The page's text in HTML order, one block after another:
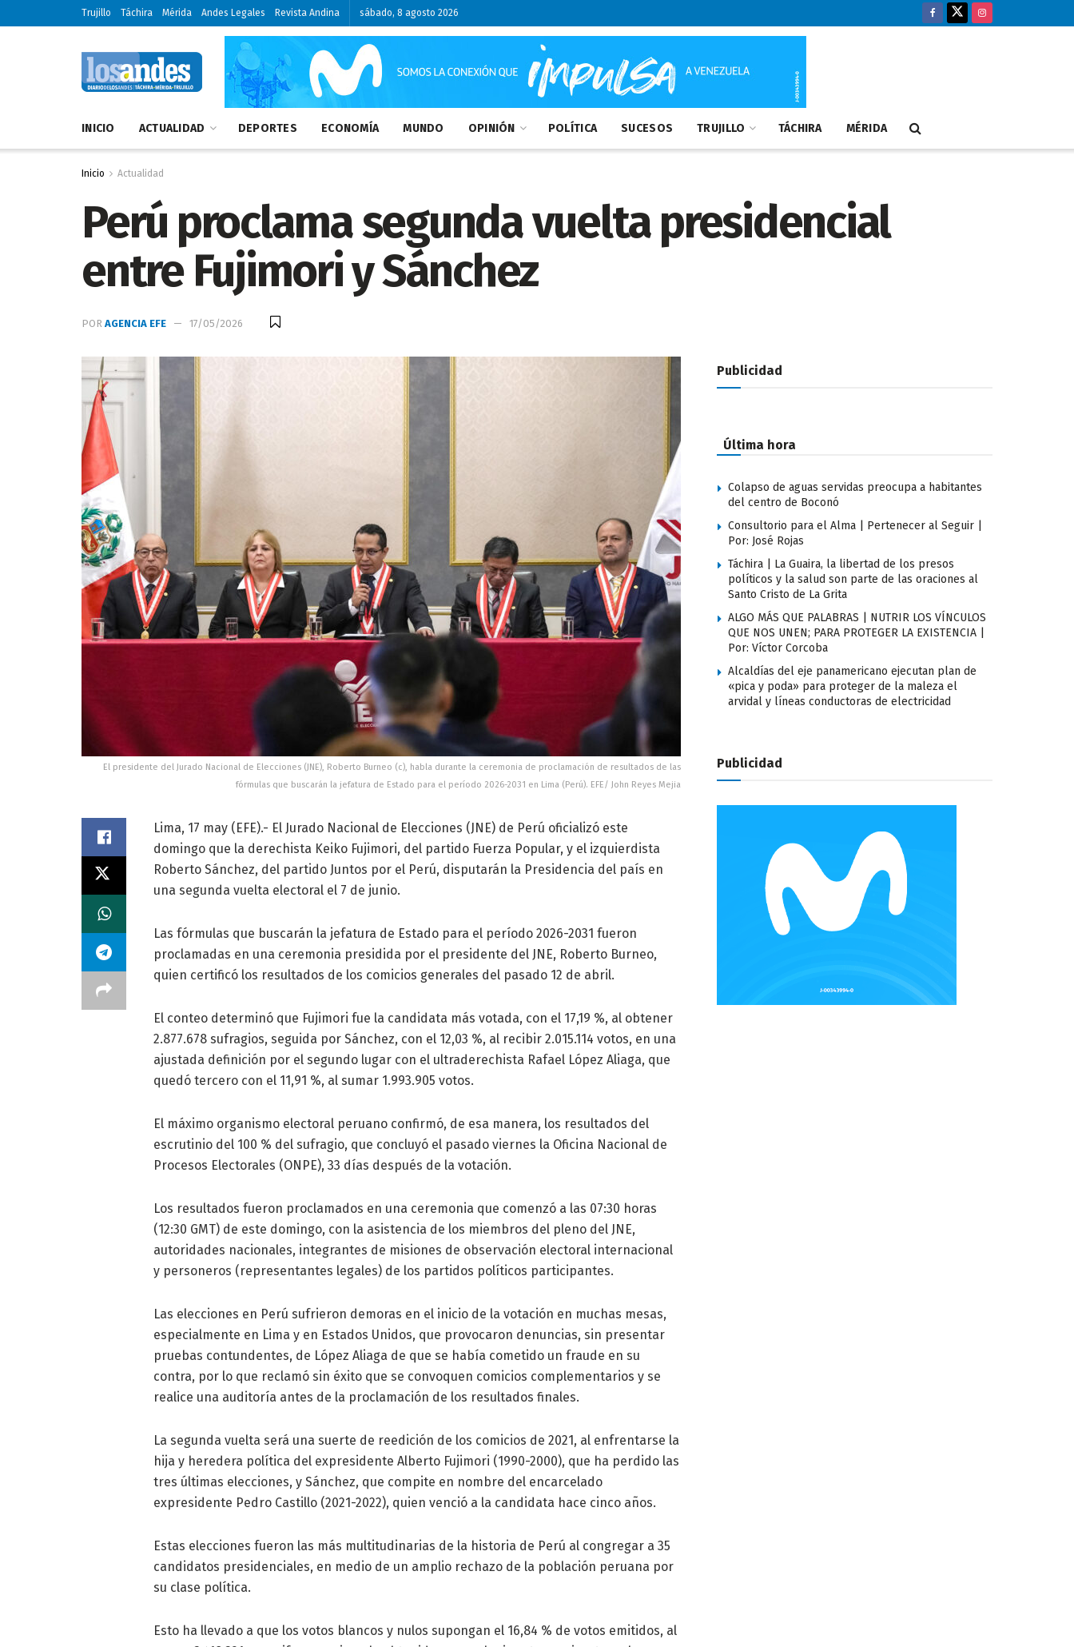
Trujillo Táchira Mérida Andes Legales Revista Andina sábado, 8 agosto 2026
INICIO ACTUALIDAD DEPORTES ECONOMÍA MUNDO OPINIÓN POLÍTICA SUCESOS TRUJILLO TÁCHIRA MÉRIDA
Inicio Actualidad
Perú proclama segunda vuelta presidencial
entre Fujimori y Sánchez
POR AGENCIA EFE 17/05/2026
El presidente del Jurado Nacional de Elecciones (JNE), Roberto Burneo (c), habla durante la ceremonia de proclamación de resultados de las
fórmulas que buscarán la jefatura de Estado para el período 2026-2031 en Lima (Perú). EFE/ John Reyes Mejia
Lima, 17 may (EFE).- El Jurado Nacional de Elecciones (JNE) de Perú oficializó este
domingo que la derechista Keiko Fujimori, del partido Fuerza Popular, y el izquierdista
Roberto Sánchez, del partido Juntos por el Perú, disputarán la Presidencia del país en
una segunda vuelta electoral el 7 de junio.
Las fórmulas que buscarán la jefatura de Estado para el período 2026-2031 fueron
proclamadas en una ceremonia presidida por el presidente del JNE, Roberto Burneo,
quien certificó los resultados de los comicios generales del pasado 12 de abril.
El conteo determinó que Fujimori fue la candidata más votada, con el 17,19 %, al obtener
2.877.678 sufragios, seguida por Sánchez, con el 12,03 %, al recibir 2.015.114 votos, en una
ajustada definición por el segundo lugar con el ultraderechista Rafael López Aliaga, que
quedó tercero con el 11,91 %, al sumar 1.993.905 votos.
El máximo organismo electoral peruano confirmó, de esa manera, los resultados del
escrutinio del 100 % del sufragio, que concluyó el pasado viernes la Oficina Nacional de
Procesos Electorales (ONPE), 33 días después de la votación.
Los resultados fueron proclamados en una ceremonia que comenzó a las 07:30 horas
(12:30 GMT) de este domingo, con la asistencia de los miembros del pleno del JNE,
autoridades nacionales, integrantes de misiones de observación electoral internacional
y personeros (representantes legales) de los partidos políticos participantes.
Las elecciones en Perú sufrieron demoras en el inicio de la votación en muchas mesas,
especialmente en Lima y en Estados Unidos, que provocaron denuncias, sin presentar
pruebas contundentes, de López Aliaga de que se había cometido un fraude en su
contra, por lo que reclamó sin éxito que se convoquen comicios complementarios y se
realice una auditoría antes de la proclamación de los resultados finales.
La segunda vuelta será una suerte de reedición de los comicios de 2021, al enfrentarse la
hija y heredera política del expresidente Alberto Fujimori (1990-2000), que ha perdido las
tres últimas elecciones, y Sánchez, que compite en nombre del encarcelado
expresidente Pedro Castillo (2021-2022), quien venció a la candidata hace cinco años.
Estas elecciones fueron las más multitudinarias de la historia de Perú al congregar a 35
candidatos presidenciales, en medio de un amplio rechazo de la población peruana por
su clase política.
Esto ha llevado a que los votos blancos y nulos supongan el 16,84 % de votos emitidos, al
Publicidad
Última hora
Colapso de aguas servidas preocupa a habitantes
del centro de Boconó
Consultorio para el Alma | Pertenecer al Seguir |
Por: José Rojas
Táchira | La Guaira, la libertad de los presos
políticos y la salud son parte de las oraciones al
Santo Cristo de La Grita
ALGO MÁS QUE PALABRAS | NUTRIR LOS VÍNCULOS
QUE NOS UNEN; PARA PROTEGER LA EXISTENCIA |
Por: Víctor Corcoba
Alcaldías del eje panamericano ejecutan plan de
«pica y poda» para proteger de la maleza el
arvidal y líneas conductoras de electricidad
Publicidad